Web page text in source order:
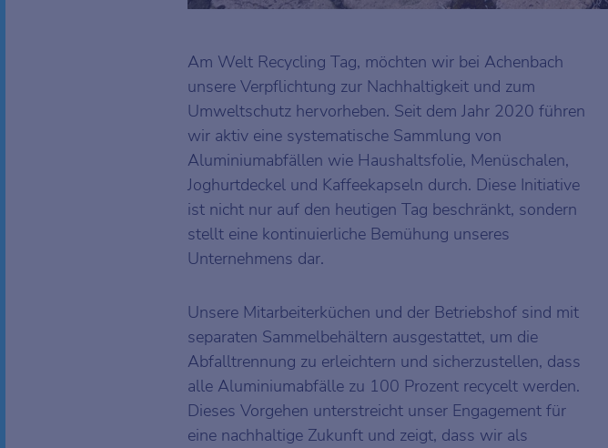
Am Welt Recycling Tag, möchten wir bei Achenbach
unsere Verpflichtung zur Nachhaltigkeit und zum
Umweltschutz hervorheben. Seit dem Jahr 2020 führen
wir aktiv eine systematische Sammlung von
Aluminiumabfällen wie Haushaltsfolie, Menüschalen,
Joghurtdeckel und Kaffeekapseln durch. Diese Initiative
ist nicht nur auf den heutigen Tag beschränkt, sondern
stellt eine kontinuierliche Bemühung unseres
Unternehmens dar.
Unsere Mitarbeiterküchen und der Betriebshof sind mit
separaten Sammelbehältern ausgestattet, um die
Abfalltrennung zu erleichtern und sicherzustellen, dass
alle Aluminiumabfälle zu 100 Prozent recycelt werden.
Dieses Vorgehen unterstreicht unser Engagement für
eine nachhaltige Zukunft und zeigt, dass wir als